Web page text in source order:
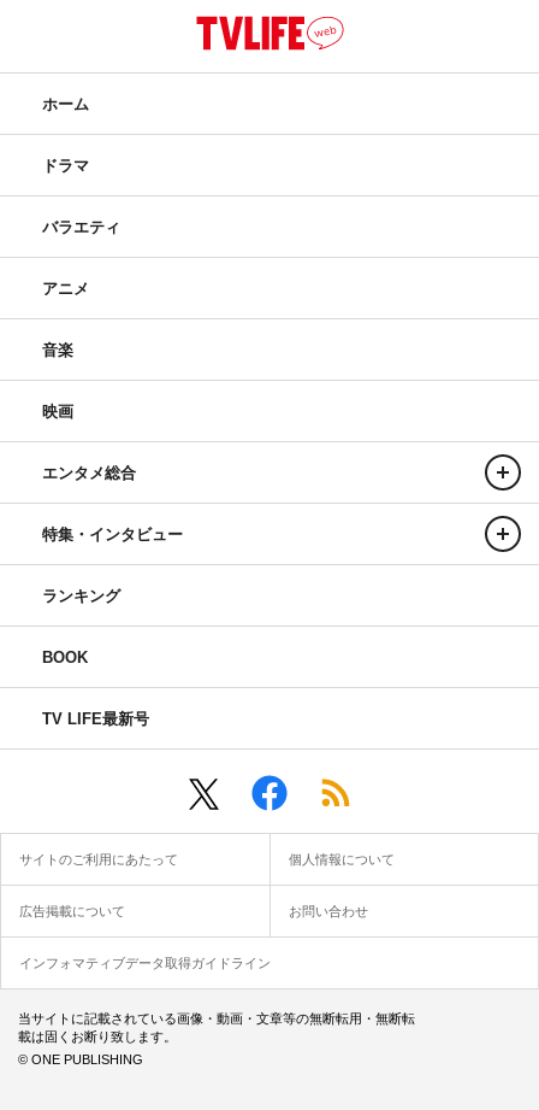
ホーム
ドラマ
バラエティ
アニメ
音楽
映画
エンタメ総合
特集・インタビュー
ランキング
BOOK
TV LIFE最新号
サイトのご利用にあたって 個人情報について
広告掲載について お問い合わせ
インフォマティブデータ取得ガイドライン
当サイトに記載されている画像・動画・文章等の無断転用・無断転
載は固くお断り致します。
© ONE PUBLISHING